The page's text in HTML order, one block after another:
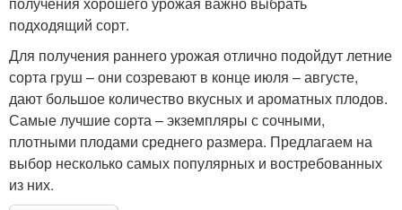
подходящий сорт.
Для получения раннего урожая отлично подойдут летние
сорта груш – они созревают в конце июля – августе,
дают большое количество вкусных и ароматных плодов.
Самые лучшие сорта – экземпляры с сочными,
плотными плодами среднего размера. Предлагаем на
выбор несколько самых популярных и востребованных
из них.